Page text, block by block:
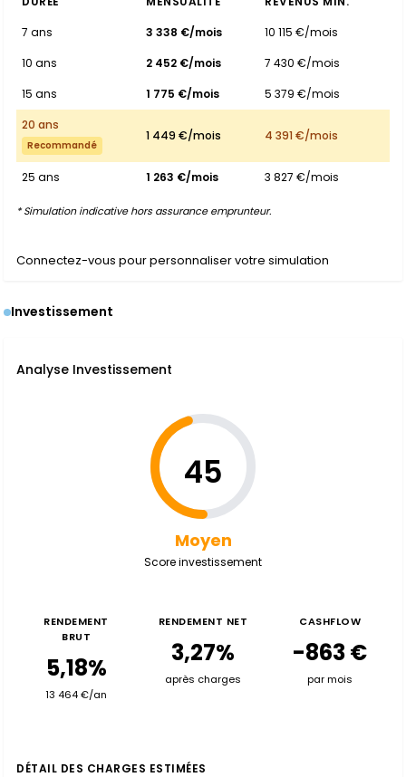
7 ans
3 338 €/mois
10 115 €/mois
10 ans
2 452 €/mois
7 430 €/mois
15 ans
1 775 €/mois
5 379 €/mois
20 ans
Recommandé
1 449 €/mois 4 391 €/mois
25 ans 1 263 €/mois 3 827 €/mois
* Simulation indicative hors assurance emprunteur.
Connectez-vous pour personnaliser votre simulation
Investissement
Analyse Investissement
45
Moyen
Score investissement
RENDEMENT
BRUT
5,18%
13 464 €/an
RENDEMENT NET
3,27%
après charges
CASHFLOW
-863 €
par mois
DÉTAIL DES CHARGES ESTIMÉES